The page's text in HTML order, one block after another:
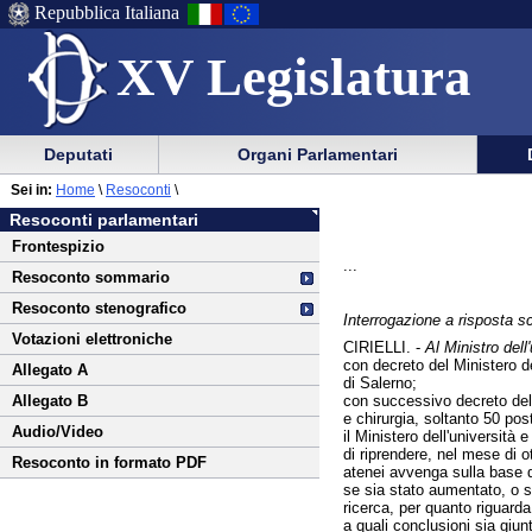
XV Legislatura
Menu
di
ausilio
alla
navigazione
Menu
di
navigazione
principale
Repubblica Italiana
Menu
di
navigazione
principale
menu
di
sezione
Deputati Organi Parlamentari
Vai
al
contenuto
Resoconti parlamentari
Frontespizio
Resoconto sommario
Resoconto stenografico
Votazioni elettroniche
Allegato A
Allegato B
Audio/Video
Resoconto in formato PDF
Sei in: Home \ Resoconti \
Interrogazione a risposta
CIRIELLI. - Al Ministro
con decreto del Ministero
di Salerno;
con successivo decreto
e chirurgia, soltanto 50
il Ministero dell'università
di riprendere, nel mese di
atenei avvenga sulla base
se sia stato aumentato, o
ricerca, per quanto
a quali conclusioni sia